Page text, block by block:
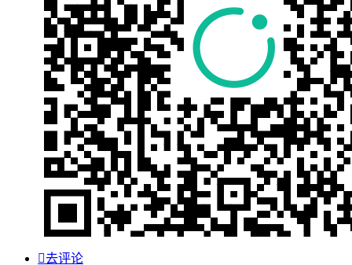
去评论